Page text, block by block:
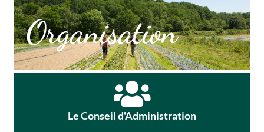
Organisation
Le Conseil d'Administration